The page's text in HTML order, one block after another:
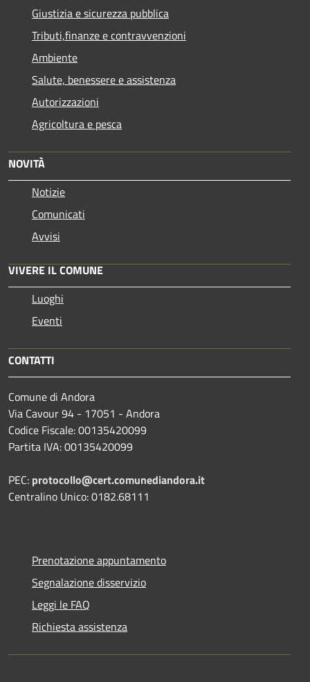
Giustizia e sicurezza pubblica
Tributi,finanze e contravvenzioni
Ambiente
Salute, benessere e assistenza
Autorizzazioni
Agricoltura e pesca
NOVITÀ
Notizie
Comunicati
Avvisi
VIVERE IL COMUNE
Luoghi
Eventi
CONTATTI
Comune di Andora
Via Cavour 94 - 17051 - Andora
Codice Fiscale: 00135420099
Partita IVA: 00135420099
PEC: protocollo@cert.comunediandora.it
Centralino Unico: 0182.68111
Prenotazione appuntamento
Segnalazione disservizio
Leggi le FAQ
Richiesta assistenza